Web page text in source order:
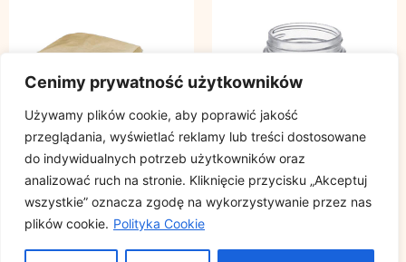
Cenimy prywatność użytkowników
Używamy plików cookie, aby poprawić jakość
przeglądania, wyświetlać reklamy lub treści dostosowane
do indywidualnych potrzeb użytkowników oraz
analizować ruch na stronie. Kliknięcie przycisku „Akceptuj
wszystkie” oznacza zgodę na wykorzystywanie przez nas
plików cookie. Polityka Cookie
Torba szara 410/240/80 bez
nadruku, cena za
opakowanie 500szt